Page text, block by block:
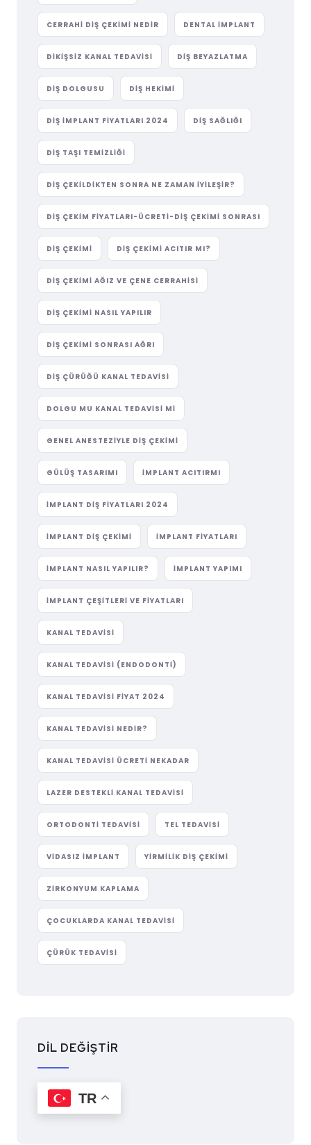
CERRAHI DIŞ ÇEKIMI NEDIR DENTAL IMPLANT
DIKIŞSIZ KANAL TEDAVISI DIŞ BEYAZLATMA
DIŞ DOLGUSU DIŞ HEKIMI
DIŞ IMPLANT FIYATLARI 2024 DIŞ SAĞLIĞI
DIŞ TAŞI TEMIZLIĞI
DIŞ ÇEKILDIKTEN SONRA NE ZAMAN İYILEŞIR?
DIŞ ÇEKIM FIYATLARI-ÜCRETI-DIŞ ÇEKIMI SONRASI
DIŞ ÇEKIMI DIŞ ÇEKIMI ACITIR MI?
DIŞ ÇEKIMI AĞIZ VE ÇENE CERRAHISI
DIŞ ÇEKIMI NASIL YAPILIR
DIŞ ÇEKIMI SONRASI AĞRI
DIŞ ÇÜRÜĞÜ KANAL TEDAVISI
DOLGU MU KANAL TEDAVISI MI
GENEL ANESTEZIYLE DIŞ ÇEKIMI
GÜLÜŞ TASARIMI IMPLANT ACITIRMI
IMPLANT DIŞ FIYATLARI 2024
IMPLANT DIŞ ÇEKIMI IMPLANT FIYATLARI
IMPLANT NASIL YAPILIR? IMPLANT YAPIMI
IMPLANT ÇEŞITLERI VE FIYATLARI
KANAL TEDAVISI
KANAL TEDAVISI (ENDODONTI)
KANAL TEDAVISI FIYAT 2024
KANAL TEDAVISI NEDIR?
KANAL TEDAVISI ÜCRETI NEKADAR
LAZER DESTEKLI KANAL TEDAVISI
ORTODONTI TEDAVISI TEL TEDAVISI
VIDASIZ IMPLANT YIRMILIK DIŞ ÇEKIMI
ZIRKONYUM KAPLAMA
ÇOCUKLARDA KANAL TEDAVISI
ÇÜRÜK TEDAVISI
DİL DEĞİŞTİR
TR